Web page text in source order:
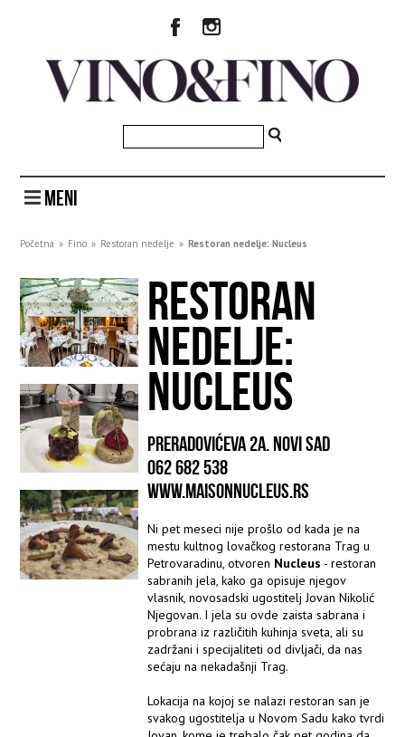
MENI
Početna » Fino » Restoran nedelje » Restoran nedelje: Nucleus
RESTORAN
NEDELJE:
NUCLEUS
PRERADOVIĆEVA 2A. NOVI SAD
062 682 538
WWW.MAISONNUCLEUS.RS
Ni pet meseci nije prošlo od kada je na
mestu kultnog lovačkog restorana Trag u
Petrovaradinu, otvoren Nucleus - restoran
sabranih jela, kako ga opisuje njegov
vlasnik, novosadski ugostitelj Jovan Nikolić
Njegovan. I jela su ovde zaista sabrana i
probrana iz različitih kuhinja sveta, ali su
zadržani i specijaliteti od divljači, da nas
sećaju na nekadašnji Trag.
Lokacija na kojoj se nalazi restoran san je
svakog ugostitelja u Novom Sadu kako tvrdi